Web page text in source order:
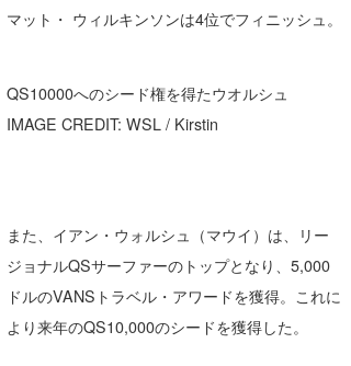
マット・ ウィルキンソンは4位でフィニッシュ。
QS10000へのシード権を得たウオルシュ
IMAGE CREDIT: WSL / Kirstin
また、イアン・ウォルシュ（マウイ）は、リー
ジョナルQSサーファーのトップとなり、5,000
ドルのVANSトラベル・アワードを獲得。これに
より来年のQS10,000のシードを獲得した。